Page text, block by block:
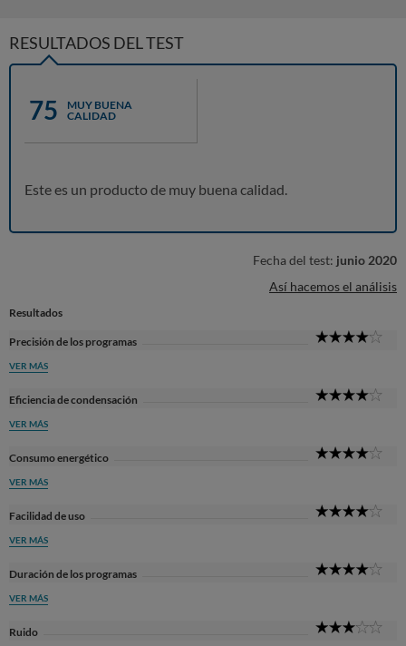
RESULTADOS DEL TEST
75
MUY BUENA
CALIDAD
Este es un producto de muy buena calidad.
Fecha del test: junio 2020
Así hacemos el análisis
Resultados
Precisión de los programas
VER MÁS
Eficiencia de condensación
VER MÁS
Consumo energético
VER MÁS
Facilidad de uso
VER MÁS
Duración de los programas
VER MÁS
Ruido